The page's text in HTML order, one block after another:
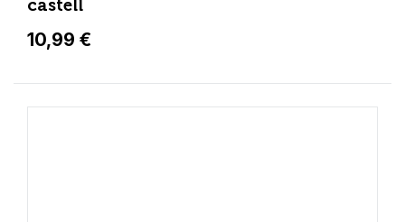
castell
10,99 €